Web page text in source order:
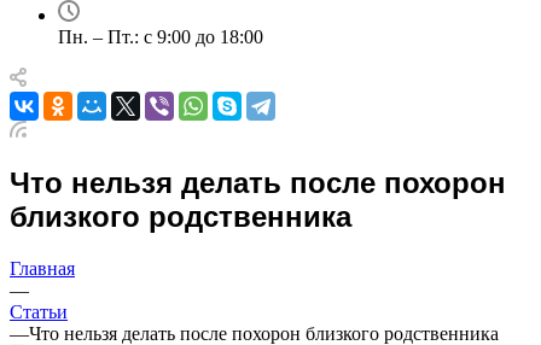
Пн. – Пт.: с 9:00 до 18:00
Что нельзя делать после похорон
близкого родственника
Главная
—
Статьи
—Что нельзя делать после похорон близкого родственника